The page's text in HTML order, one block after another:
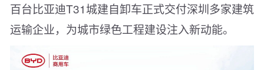
百台比亚迪T31城建自卸车正式交付深圳多家建筑
运输企业，为城市绿色工程建设注入新动能。